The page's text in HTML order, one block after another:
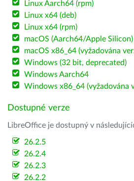
Linux Aarch64 (rpm)
Linux x64 (deb)
Linux x64 (rpm)
macOS (Aarch64/Apple Silicon)
macOS x86_64 (vyžadována
Windows (32 bit, deprecated)
Windows Aarch64
Windows x86_64 (vyžadována
Dostupné verze
LibreOffice je dostupný v
26.2.5
26.2.4
26.2.3
26.2.2